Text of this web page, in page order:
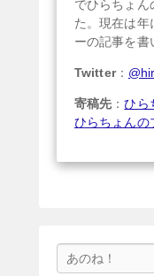
でひらちょん
た。現在は年
ーの記事を書
Twitter：
寄稿先 ：ひら
ひらちょんの
索